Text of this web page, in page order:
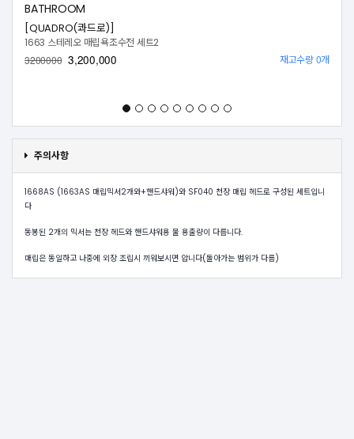
BATHROOM
[QUADRO(콰드로)]
1663 스테레오 매립욕조수전 세트2
3200000 3,200,000 재고수량 0개
주의사항
1668AS (1663AS 매립믹서2개와+핸드샤워)와 SF040 천장 매립 헤드로 구성된 세트입니
다
동봉된 2개의 믹서는 천장 헤드와 핸드샤워용 물 용출량이 다릅니다.
매립은 동일하고 나중에 외장 조립시 끼워보시면 압니다(돌아가는 범위가 다름)